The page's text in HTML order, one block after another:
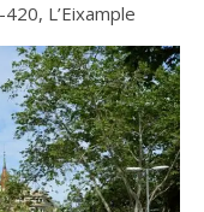
L’Eixample